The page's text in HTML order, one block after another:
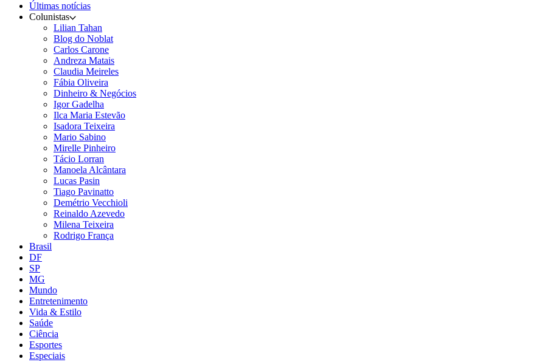
Últimas notícias
Colunistas
Lilian Tahan
Blog do Noblat
Carlos Carone
Andreza Matais
Claudia Meireles
Fábia Oliveira
Dinheiro & Negócios
Igor Gadelha
Ilca Maria Estevão
Isadora Teixeira
Mario Sabino
Mirelle Pinheiro
Tácio Lorran
Manoela Alcântara
Lucas Pasin
Tiago Pavinatto
Demétrio Vecchioli
Reinaldo Azevedo
Milena Teixeira
Rodrigo França
Brasil
DF
SP
MG
Mundo
Entretenimento
Vida & Estilo
Saúde
Ciência
Esportes
Especiais